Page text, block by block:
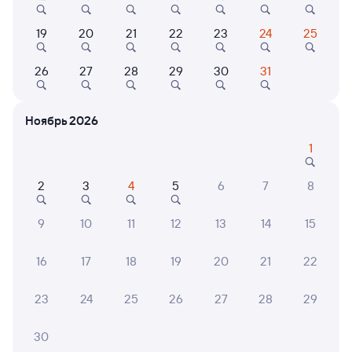
6 причин купить ж/д билеты
Онлайн-покупка за 4 минуты
Подробные ответы на вопросы о поездке или
Квартира
Квартира Уютная
Отель
Отель Флагман
19 20 21 22 23 24 25
26 27 28 29 30 31
Ноябрь 2026
1
2 3 4 5 6 7 8
9 10 11 12 13 14 15
16 17 18 19 20 21 22
23 24 25 26 27 28 29
30